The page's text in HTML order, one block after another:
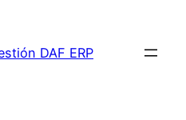
DAF ERP